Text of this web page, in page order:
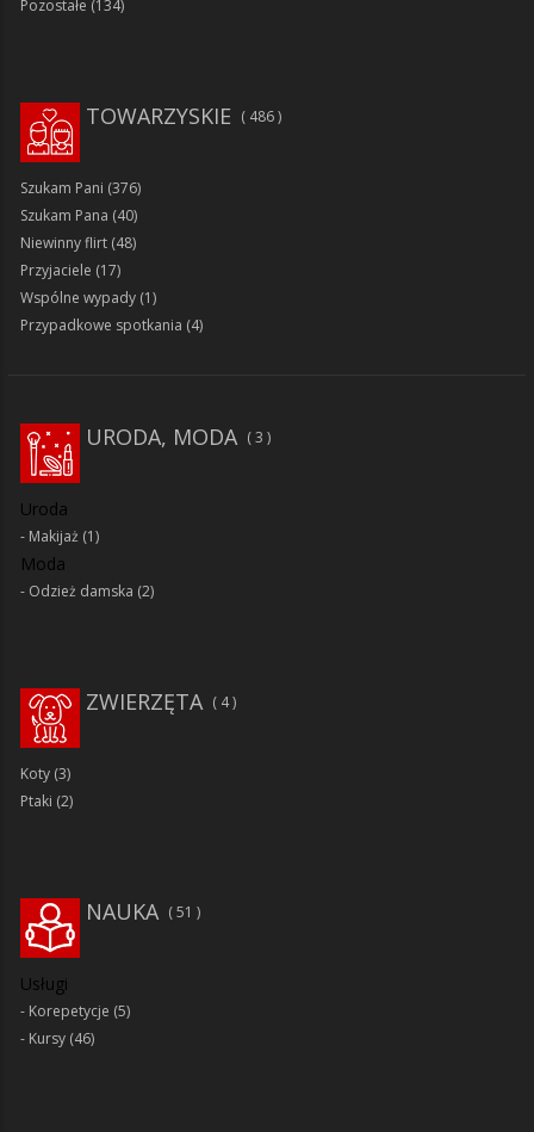
Pozostałe (134)
TOWARZYSKIE 486
Szukam Pani (376)
Szukam Pana (40)
Niewinny flirt (48)
Przyjaciele (17)
Wspólne wypady (1)
Przypadkowe spotkania (4)
URODA, MODA 3
Uroda
Makijaż (1)
Moda
Odzież damska (2)
ZWIERZĘTA 4
Koty (3)
Ptaki (2)
51
NAUKA
Usługi
Korepetycje (5)
Kursy (46)